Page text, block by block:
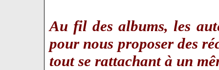
Au fil des albums, les
pour nous proposer des
tout se rattachant à un